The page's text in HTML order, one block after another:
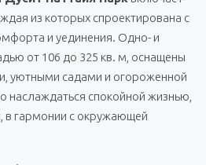
из которых спроектирована с
и уединения. Одно- и
от 106 до 325 кв. м, оснащены
уютными садами и огороженной
наслаждаться спокойной жизнью,
в гармонии с окружающей